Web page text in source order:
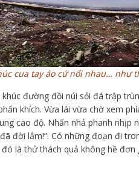
cua tay áo cứ nối nhau… như
đường đồi núi sỏi đá trập
khích. Vừa lái vừa chờ xem
cao độ. Nhấn nhả phanh nhịp
đời lắm!”. Có những đoạn đi
là thử thách quả không hề đơn